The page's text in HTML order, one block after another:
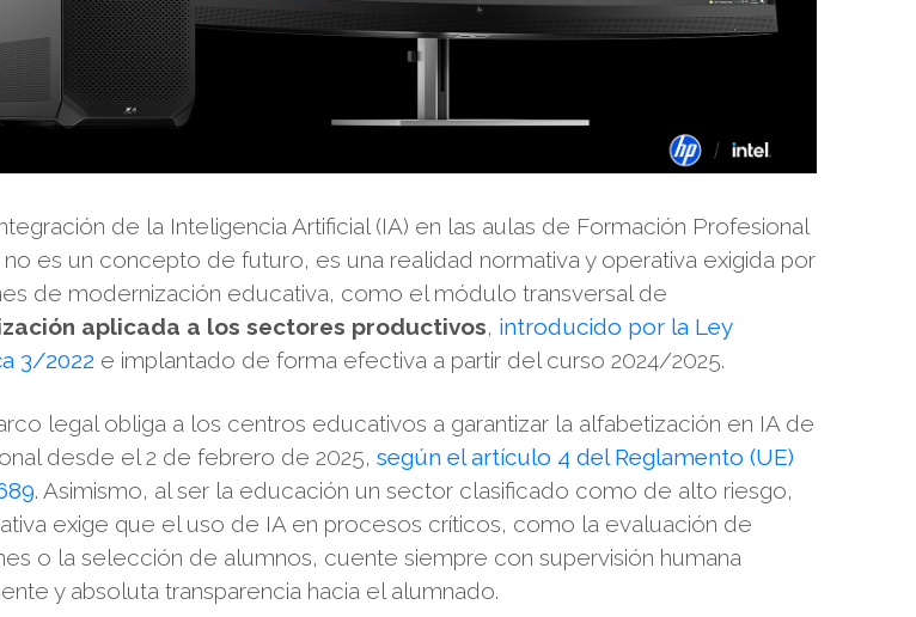
de la Inteligencia Artificial (IA) en las aulas de Formación Profesional
no es un concepto de futuro, es una realidad normativa y operativa exigida por
de modernización educativa, como el módulo transversal de
aplicada a los sectores productivos, introducido por la Ley
3/2022 e implantado de forma efectiva a partir del curso 2024/2025.
legal obliga a los centros educativos a garantizar la alfabetización en IA de
desde el 2 de febrero de 2025,según el artículo 4 del Reglamento (UE)
. Asimismo, al ser la educación un sector clasificado como de alto riesgo,
exige que el uso de IA en procesos críticos, como la evaluación de
o la selección de alumnos, cuente siempre con supervisión humana
y absoluta transparencia hacia el alumnado.